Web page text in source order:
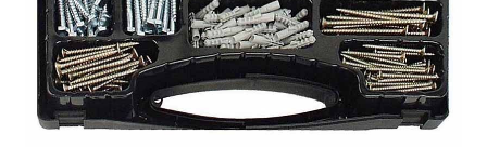
Huishouden
Persoonlijke Verzorging
Elektronica